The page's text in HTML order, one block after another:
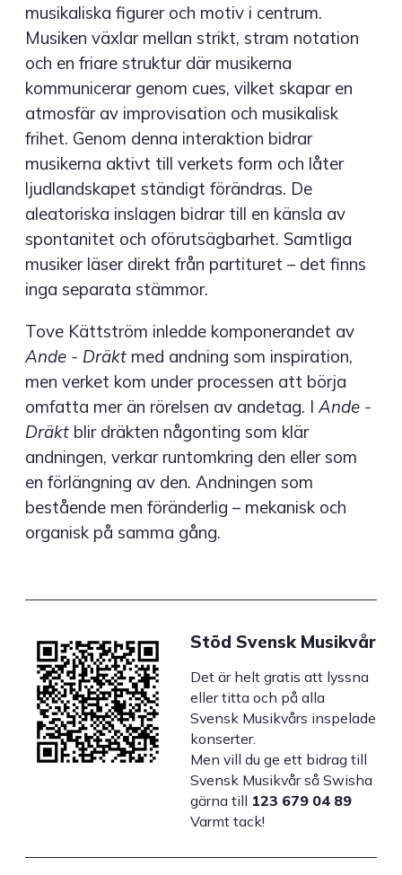
musikaliska figurer och motiv i centrum.
Musiken växlar mellan strikt, stram notation
och en friare struktur där musikerna
kommunicerar genom cues, vilket skapar en
atmosfär av improvisation och musikalisk
frihet. Genom denna interaktion bidrar
musikerna aktivt till verkets form och låter
ljudlandskapet ständigt förändras. De
aleatoriska inslagen bidrar till en känsla av
spontanitet och oförutsägbarhet. Samtliga
musiker läser direkt från partituret – det finns
inga separata stämmor.
Tove Kättström inledde komponerandet av
Ande - Dräkt med andning som inspiration,
men verket kom under processen att börja
omfatta mer än rörelsen av andetag. IAnde -
Dräkt blir dräkten någonting som klär
andningen, verkar runtomkring den eller som
en förlängning av den. Andningen som
bestående men föränderlig – mekanisk och
organisk på samma gång.
Stöd Svensk Musikvår
Det är helt gratis att lyssna
eller titta och på alla
Svensk Musikvårs inspelade
konserter.
Men vill du ge ett bidrag till
Svensk Musikvår så Swisha
gärna till 123 679 04 89
Varmt tack!